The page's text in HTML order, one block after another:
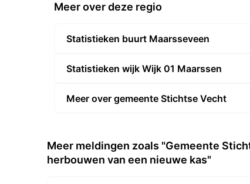
Meer over deze regio
Statistieken buurt Maarsseveen
Statistieken wijk Wijk 01 Maarssen
Meer over gemeente Stichtse Vecht
Meer meldingen zoals "Gemeente
herbouwen van een nieuwe kas"